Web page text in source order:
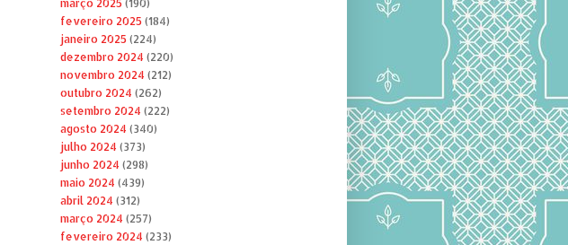
março 2025 (190)
fevereiro 2025 (184)
janeiro 2025 (224)
dezembro 2024 (220)
novembro 2024 (212)
outubro 2024 (262)
setembro 2024 (222)
agosto 2024 (340)
julho 2024 (373)
junho 2024 (298)
maio 2024 (439)
abril 2024 (312)
março 2024 (257)
fevereiro 2024 (233)